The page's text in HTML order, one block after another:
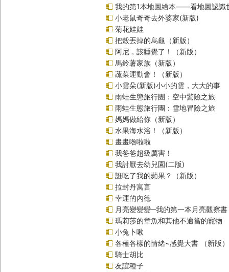
我的第1本地圖繪本――看地圖認識
小老鼠奇奇去外婆家(新版)
菊花娃娃
把殼丟掉的烏龜（新版）
阿尼，該睡覺了！（新版）
馬鈴薯家族（新版）
蔬菜運動會！（新版）
小雲朵(新版)小小的雲，大大的事
雨蛙生態旅行團：空中驚險之旅
雨蛙生態旅行團：雪地冒險之旅
媽媽做給你（新版）
水果海水浴！（新版）
畫畫嚕啦啦
我爸爸超級厲害！
我討厭去幼兒園(二版)
誰吃了我的蘋果？（新版）
拉封丹寓言
幸運的內德
月亮變變變─我的第一本月亮觀察書
瑪莉莎的章魚和其他不適當的寵物
小兔卜啾
各種各樣的情緒~感覺大書 （新版）
騎士胡比
友誼種子